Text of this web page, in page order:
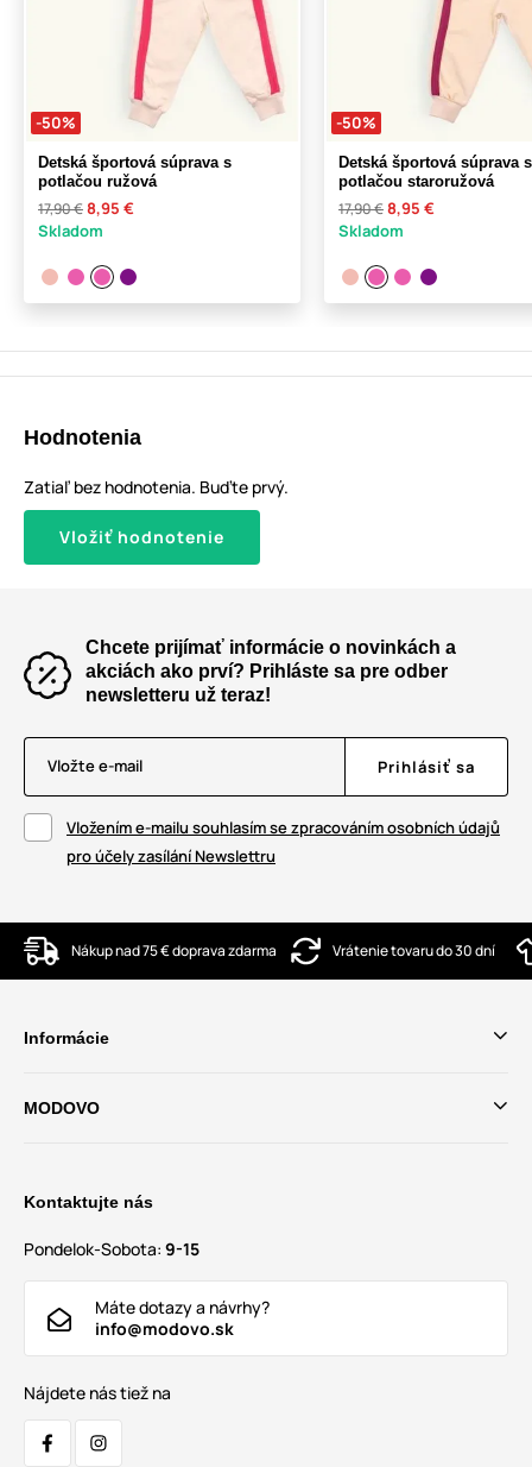
-50%
Detská športová súprava s
potlačou ružová
17,90 €8,95 €
Skladom
-50%
Detská športová súprava s
potlačou staroružová
17,90 €8,95 €
Skladom
Hodnotenia
Zatiaľ bez hodnotenia. Buďte prvý.
Vložiť hodnotenie
Chcete prijímať informácie o novinkách a
akciách ako prví? Prihláste sa pre odber
newsletteru už teraz!
Vložte e-mail Prihlásiť sa
Vložením e-mailu souhlasím se zpracováním osobních údajů
pro účely zasílání Newslettru
Nákup nad 75 € doprava zdarma Vrátenie tovaru do 30 dní
Informácie
MODOVO
Kontaktujte nás
Pondelok-Sobota: 9-15
Máte dotazy a návrhy?
info@modovo.sk
Nájdete nás tiež na